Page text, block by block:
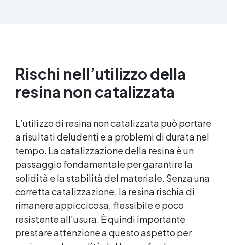
Rischi nell’utilizzo della
resina non catalizzata
L’utilizzo di resina non catalizzata può portare
a risultati deludenti e a problemi di durata nel
tempo. La catalizzazione della resina è un
passaggio fondamentale per garantire la
solidità e la stabilità del materiale. Senza una
corretta catalizzazione, la resina rischia di
rimanere appiccicosa, flessibile e poco
resistente all’usura. È quindi importante
prestare attenzione a questo aspetto per